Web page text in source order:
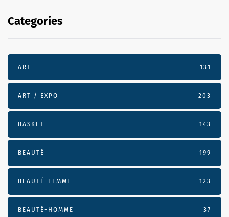
Categories
ART 131
ART / EXPO 203
BASKET 143
BEAUTÉ 199
BEAUTÉ-FEMME 123
BEAUTÉ-HOMME 37